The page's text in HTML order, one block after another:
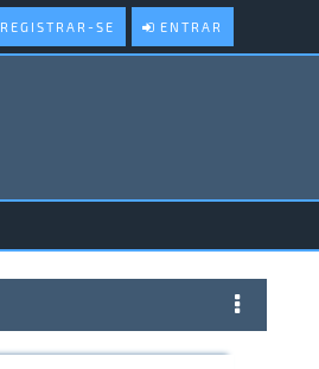
ENTRAR
REGISTRAR-SE